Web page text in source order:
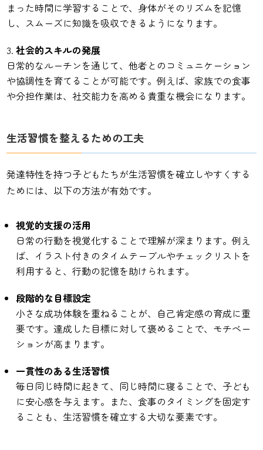
まった時間に学習することで、身体がそのリズムを記憶
し、スムーズに知識を吸収できるようになります。
社会的スキルの発展
日常的なルーチンを通じて、他者とのコミュニケーション
や協調性を育てることが可能です。例えば、家族での食事
や分担作業は、社交能力を高める貴重な機会になります。
生活習慣を整えるための工夫
発達特性を持つ子どもたちが生活習慣を確立しやすくする
ためには、以下の方法が有効です。
視覚的支援の活用
日常の行動を視覚化することで理解が深まります。例え
ば、イラスト付きのタイムテーブルやチェックリストを
利用すると、行動の記憶を助けられます。
段階的な目標設定
小さな成功体験を重ねることが、自己肯定感の育成に重
要です。達成した目標に対して褒めることで、モチベー
ションが高まります。
一貫性のある生活習慣
毎日同じ時間に起きて、同じ時間に寝ることで、子ども
に安心感を与えます。また、食事のタイミングを固定す
ることも、生活習慣を確立する大切な要素です。